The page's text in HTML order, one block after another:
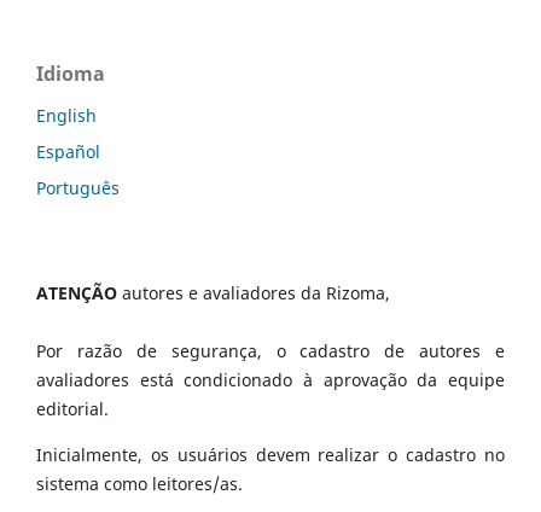
Idioma
English
Español
Português
ATENÇÃO autores e avaliadores da Rizoma,
Por razão de segurança, o cadastro de autores e
avaliadores está condicionado à aprovação da equipe
editorial.
Inicialmente, os usuários devem realizar o cadastro no
sistema como leitores/as.